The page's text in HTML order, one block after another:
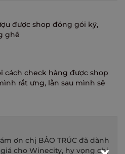
được shop đóng gói kỹ,
ghê
cách check hàng được shop
rất ưng, lần sau mình sẽ
ơn chị BẢO TRÚC đã dành
cho Winecity, hy vọng chị